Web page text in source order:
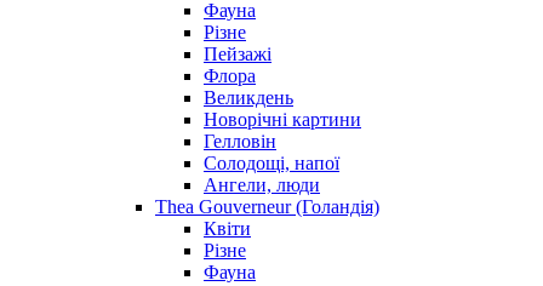
Фауна
Різне
Пейзажі
Флора
Великдень
Новорічні картини
Гелловін
Солодощі, напої
Ангели, люди
Thea Gouverneur (Голандія)
Квіти
Різне
Фауна